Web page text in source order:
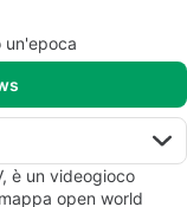
un'epoca
è un videogioco
open world